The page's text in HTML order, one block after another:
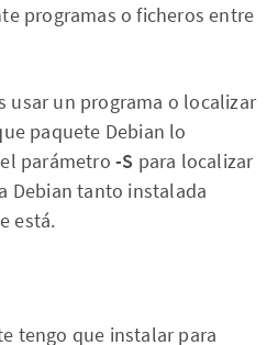
programas o ficheros entre
usar un programa o localizar
paquete Debian lo
parámetro -S para localizar
Debian tanto instalada
está.
tengo que instalar para